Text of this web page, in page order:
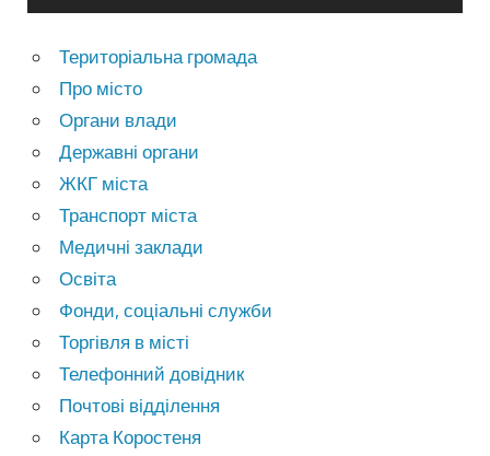
Територіальна громада
Про місто
Органи влади
Державні органи
ЖКГ міста
Транспорт міста
Медичні заклади
Освіта
Фонди, соціальні служби
Торгівля в місті
Телефонний довідник
Почтові відділення
Карта Коростеня